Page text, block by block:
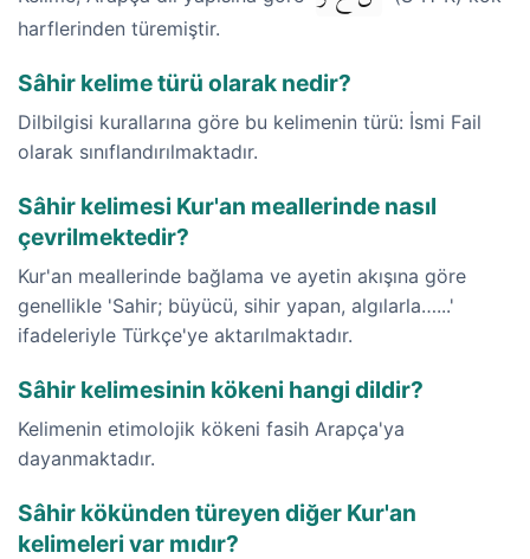
harflerinden türemiştir.
Sâhir kelime türü olarak nedir?
Dilbilgisi kurallarına göre bu kelimenin türü: İsmi Fail
olarak sınıflandırılmaktadır.
Sâhir kelimesi Kur'an meallerinde nasıl
çevrilmektedir?
Kur'an meallerinde bağlama ve ayetin akışına göre
genellikle 'Sahir; büyücü, sihir yapan, algılarla…...'
ifadeleriyle Türkçe'ye aktarılmaktadır.
Sâhir kelimesinin kökeni hangi dildir?
Kelimenin etimolojik kökeni fasih Arapça'ya
dayanmaktadır.
Sâhir kökünden türeyen diğer Kur'an
kelimeleri var mıdır?